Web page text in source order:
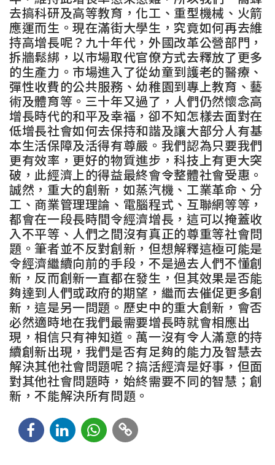
去搞科研及高等教育，化工、重型機械、火箭
應運而生。現在滿街大學生，究竟如何再去維
持高增長呢？九十年代，外國改革公營部門，
拆牆鬆綁，以市場取代官僚方式去釋放了更多
的生產力。市場進入了從幼童到護老的醫療、
彈性收費的公共服務、幼稚園到專上教育、藝
術及體育等。三十年又過了，人們仍然懷念高
增長時代的和平及幸福，卻不知怎樣去面對在
低增長社會如何去保持和諧及讓大部分人有基
本生活保障及活得有尊嚴。我們認為只要我們
更有效率，更好的物質進步，科技上有更大突
破，此經濟上的得益最終會令整體社會受惠。
誠然，重大的創新，如蒸汽機、工業革命、分
工、商業管理理論、電腦程式、互聯網等等，
都會在一段長時間令經濟增長，這可以掩蓋收
入不平等、人們之間沒有真正的尊重等社會問
題。筆者並不反對創新，但想解釋這極可能是
令經濟繼續向前的手段，不是過去人們不懂創
新，反而創新一直都在發生，但其效果是否能
夠達到人們或政府的期望，繼而去催促更多創
新，這是另一問題。歷史中的重大創新，會否
必然適時地在我們最需要增長時就會相應出
現，相信只有神知道。萬一沒有令人滿意的持
續創新出現，我們是否有足夠的能力及智慧去
解決其他社會問題呢？搞活經濟是好事，但面
對其他社會問題時，始終需要不同的智慧；創
新，不能解決所有問題。